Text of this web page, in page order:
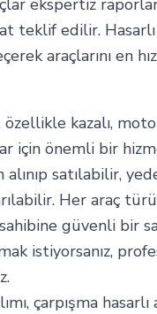
edilir. Hasarlı
araçlarını en
özellikle kazalı,
için önemli bir
satılabilir,
Her araç
güvenli bir
istiyorsanız,
çarpışma hasarlı